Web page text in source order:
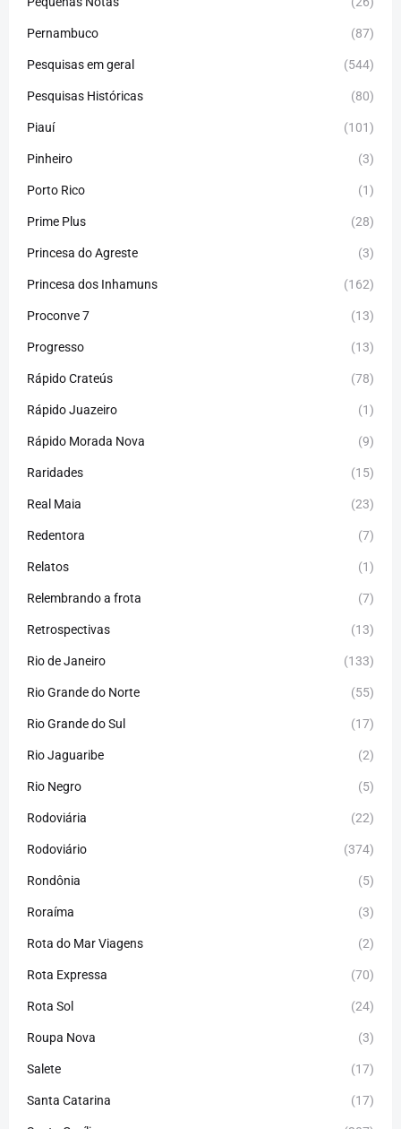
Pernambuco (87)
Pesquisas em geral (544)
Pesquisas Históricas (80)
Piauí (101)
Pinheiro (3)
Porto Rico (1)
Prime Plus (28)
Princesa do Agreste (3)
Princesa dos Inhamuns (162)
Proconve 7 (13)
Progresso (13)
Rápido Crateús (78)
Rápido Juazeiro (1)
Rápido Morada Nova (9)
Raridades (15)
Real Maia (23)
Redentora (7)
Relatos (1)
Relembrando a frota (7)
Retrospectivas (13)
Rio de Janeiro (133)
Rio Grande do Norte (55)
Rio Grande do Sul (17)
Rio Jaguaribe (2)
Rio Negro (5)
Rodoviária (22)
Rodoviário (374)
Rondônia (5)
Roraíma (3)
Rota do Mar Viagens (2)
Rota Expressa (70)
Rota Sol (24)
Roupa Nova (3)
Salete (17)
Santa Catarina (17)